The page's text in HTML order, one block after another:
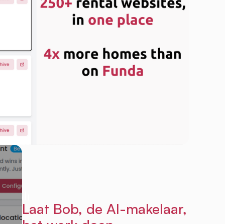
Laat Bob, de AI-makelaar,